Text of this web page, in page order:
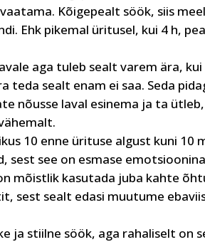
Kõigepealt söök, siis
Ehk pikemal üritusel, kui 4 h,
aga tuleb sealt varem ära,
teda sealt enam ei saa. Seda
nõusse laval esinema ja ta
10 enne ürituse algust kuni 10
sest see on esmase
mõistlik kasutada juba kahte
sest sealt edasi muutume
ja stiilne söök, aga rahaliselt on